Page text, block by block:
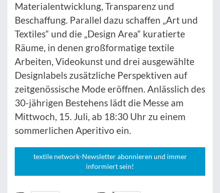
Materialentwicklung, Transparenz und
Beschaffung. Parallel dazu schaffen „Art und
Textiles“ und die „Design Area“ kuratierte
Räume, in denen großformatige textile
Arbeiten, Videokunst und drei ausgewählte
Designlabels zusätzliche Perspektiven auf
zeitgenössische Mode eröffnen. Anlässlich des
30-jährigen Bestehens lädt die Messe am
Mittwoch, 15. Juli, ab 18:30 Uhr zu einem
sommerlichen Aperitivo ein.
textile network-Newsletter abonnieren und immer
informiert sein!